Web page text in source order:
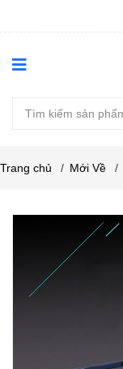
Trang chủ / Mới Về /